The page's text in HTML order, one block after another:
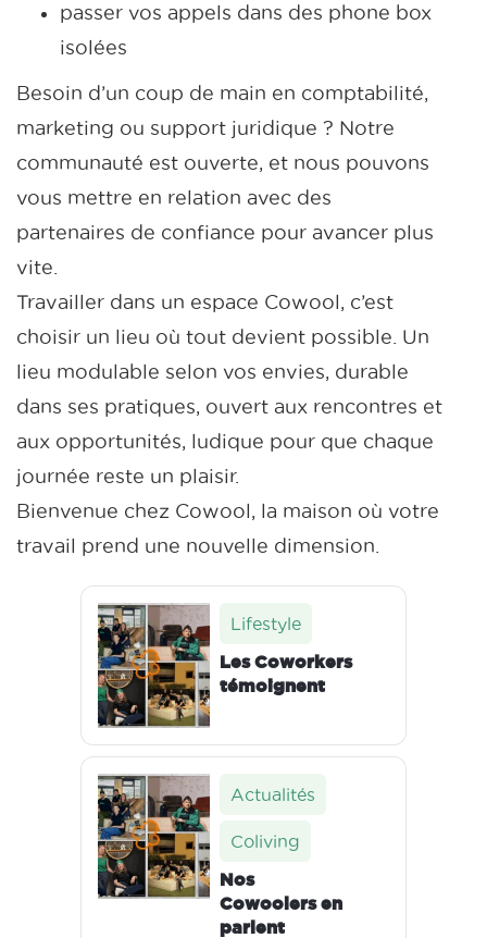
passer vos appels dans des phone box
isolées
Besoin d’un coup de main en comptabilité,
marketing ou support juridique ? Notre
communauté est ouverte, et nous pouvons
vous mettre en relation avec des
partenaires de confiance pour avancer plus
vite.
Travailler dans un espace Cowool, c’est
choisir un lieu où tout devient possible. Un
lieu modulable selon vos envies, durable
dans ses pratiques, ouvert aux rencontres et
aux opportunités, ludique pour que chaque
journée reste un plaisir.
Bienvenue chez Cowool, la maison où votre
travail prend une nouvelle dimension.
Lifestyle
Les Coworkers
témoignent
Actualités
Coliving
Nos
Cowoolers en
parlent